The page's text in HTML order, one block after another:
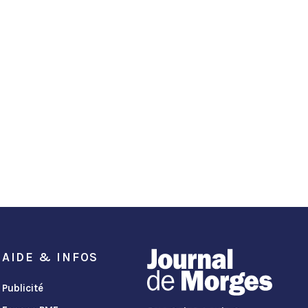
AIDE & INFOS
Publicité